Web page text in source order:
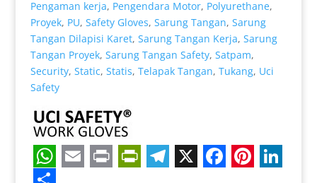
Barat
Pengaman kerja, Pengendara Motor, Polyurethane,
Proyek, PU, Safety Gloves, Sarung Tangan, Sarung
Tangan Dilapisi Karet, Sarung Tangan Kerja, Sarung
Tangan Proyek, Sarung Tangan Safety, Satpam,
Security, Static, Statis, Telapak Tangan, Tukang, Uci
Safety